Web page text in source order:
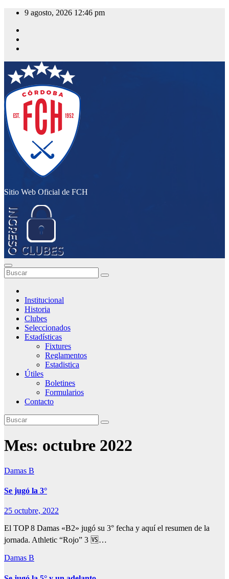
Saltar
contenido
9 agosto, 2026 12:46 pm
Sitio Web Oficial de FCH
Institucional
Historia
Clubes
Seleccionados
Estadísticas
Fixtures
Reglamentos
Estadistica
Útiles
Boletines
Formularios
Contacto
Mes: octubre 2022
Damas B
Se jugó la 3°
25 octubre, 2022
El TOP 8 Damas «B2» jugó su 3° fecha y aquí el resumen de la
jornada. Athletic “Rojo” 3 🆚…
Damas B